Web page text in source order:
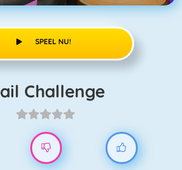
SPEEL NU!
Nail Challenge